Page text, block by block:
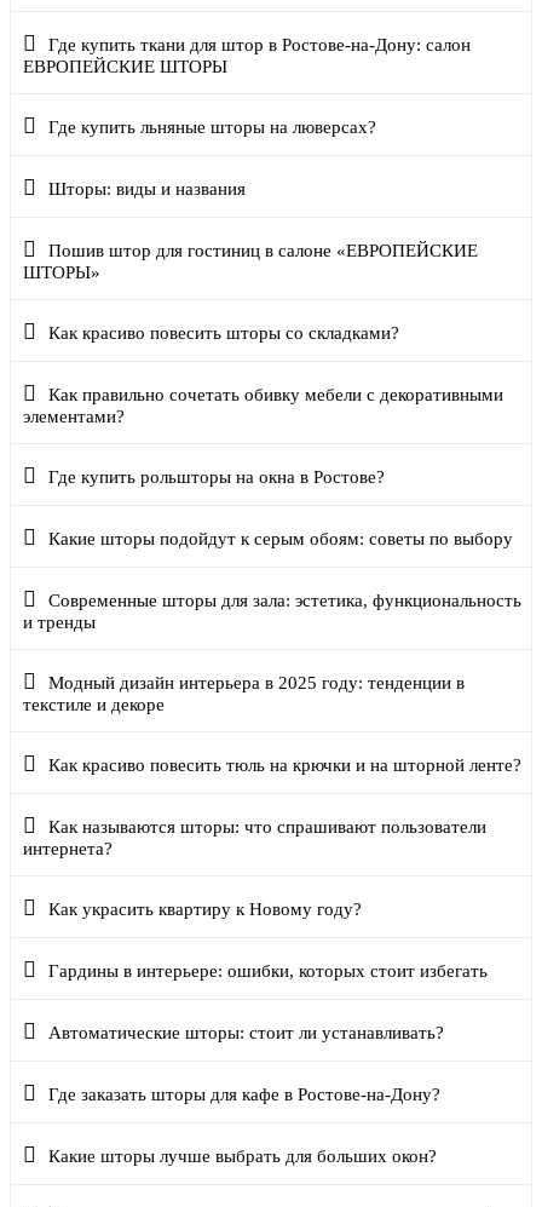
Где купить ткани для штор в Ростове-на-Дону: салон
ЕВРОПЕЙСКИЕ ШТОРЫ
Где купить льняные шторы на люверсах?
Шторы: виды и названия
Пошив штор для гостиниц в салоне «ЕВРОПЕЙСКИЕ
ШТОРЫ»
Как красиво повесить шторы со складками?
Как правильно сочетать обивку мебели с декоративными
элементами?
Где купить рольшторы на окна в Ростове?
Какие шторы подойдут к серым обоям: советы по выбору
Современные шторы для зала: эстетика, функциональность
и тренды
Модный дизайн интерьера в 2025 году: тенденции в
текстиле и декоре
Как красиво повесить тюль на крючки и на шторной ленте?
Как называются шторы: что спрашивают пользователи
интернета?
Как украсить квартиру к Новому году?
Гардины в интерьере: ошибки, которых стоит избегать
Автоматические шторы: стоит ли устанавливать?
Где заказать шторы для кафе в Ростове-на-Дону?
Какие шторы лучше выбрать для больших окон?